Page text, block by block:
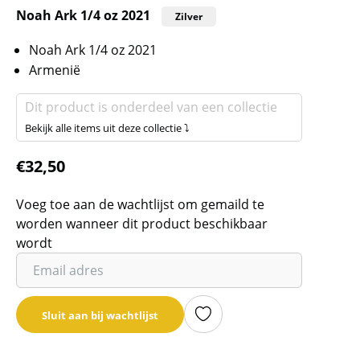
Noah Ark 1/4 oz 2021 Zilver
Noah Ark 1/4 oz 2021
Armenië
Dit product is onderdeel van een collectie
Bekijk alle items uit deze collectie ⤵
€32,50
Voeg toe aan de wachtlijst om gemaild te
worden wanneer dit product beschikbaar
wordt
Vul
je
email
adresSluit aan bij wachtlijst